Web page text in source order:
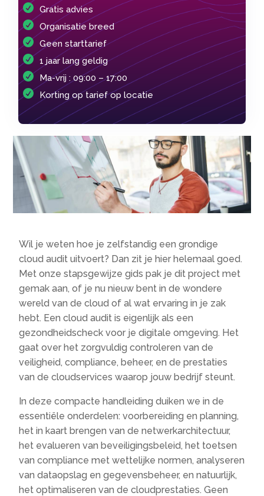
Gratis advies
Organisatie breed
Geen starttarief
1 jaar lang geldig
Ma-vrij : 09:00 – 17:00
Korting op tarief op locatie
Wil je weten hoe je zelfstandig een grondige
cloud audit uitvoert? Dan zit je hier helemaal goed.
Met onze stapsgewijze gids pak je dit project met
gemak aan, of je nu nieuw bent in de wondere
wereld van de cloud of al wat ervaring in je zak
hebt. Een cloud audit is eigenlijk als een
gezondheidscheck voor je digitale omgeving. Het
gaat over het zorgvuldig controleren van de
veiligheid, compliance, beheer, en de prestaties
van de cloudservices waarop jouw bedrijf steunt.
In deze compacte handleiding duiken we in de
essentiële onderdelen: voorbereiding en planning,
het in kaart brengen van de netwerkarchitectuur,
het evalueren van beveiligingsbeleid, het toetsen
van compliance met wettelijke normen, analyseren
van dataopslag en gegevensbeheer, en natuurlijk,
het optimaliseren van de cloudprestaties. Geen